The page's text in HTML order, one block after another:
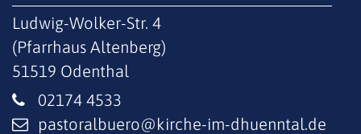
Ludwig-Wolker-Str. 4
(Pfarrhaus Altenberg)
51519 Odenthal
02174 4533
pastoralbuero@kirche-im-dhuenntal.de